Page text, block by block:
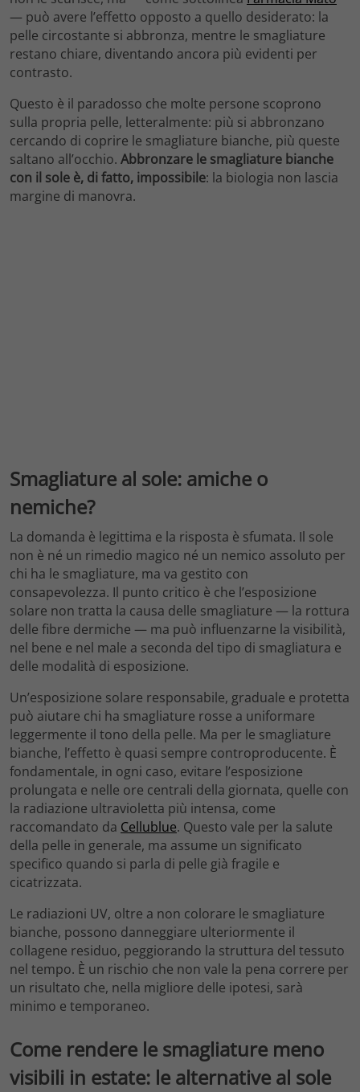
— può avere l’effetto opposto a quello desiderato: la
pelle circostante si abbronza, mentre le smagliature
restano chiare, diventando ancora più evidenti per
contrasto.
Questo è il paradosso che molte persone scoprono
sulla propria pelle, letteralmente: più si abbronzano
cercando di coprire le smagliature bianche, più queste
saltano all’occhio. Abbronzare le smagliature bianche
con il sole è, di fatto, impossibile: la biologia non lascia
margine di manovra.
Smagliature al sole: amiche o
nemiche?
La domanda è legittima e la risposta è sfumata. Il sole
non è né un rimedio magico né un nemico assoluto per
chi ha le smagliature, ma va gestito con
consapevolezza. Il punto critico è che l’esposizione
solare non tratta la causa delle smagliature — la rottura
delle fibre dermiche — ma può influenzarne la visibilità,
nel bene e nel male a seconda del tipo di smagliatura e
delle modalità di esposizione.
Un’esposizione solare responsabile, graduale e protetta
può aiutare chi ha smagliature rosse a uniformare
leggermente il tono della pelle. Ma per le smagliature
bianche, l’effetto è quasi sempre controproducente. È
fondamentale, in ogni caso, evitare l’esposizione
prolungata e nelle ore centrali della giornata, quelle con
la radiazione ultravioletta più intensa, come
raccomandato da Cellublue. Questo vale per la salute
della pelle in generale, ma assume un significato
specifico quando si parla di pelle già fragile e
cicatrizzata.
Le radiazioni UV, oltre a non colorare le smagliature
bianche, possono danneggiare ulteriormente il
collagene residuo, peggiorando la struttura del tessuto
nel tempo. È un rischio che non vale la pena correre per
un risultato che, nella migliore delle ipotesi, sarà
minimo e temporaneo.
Come rendere le smagliature meno
visibili in estate: le alternative al sole